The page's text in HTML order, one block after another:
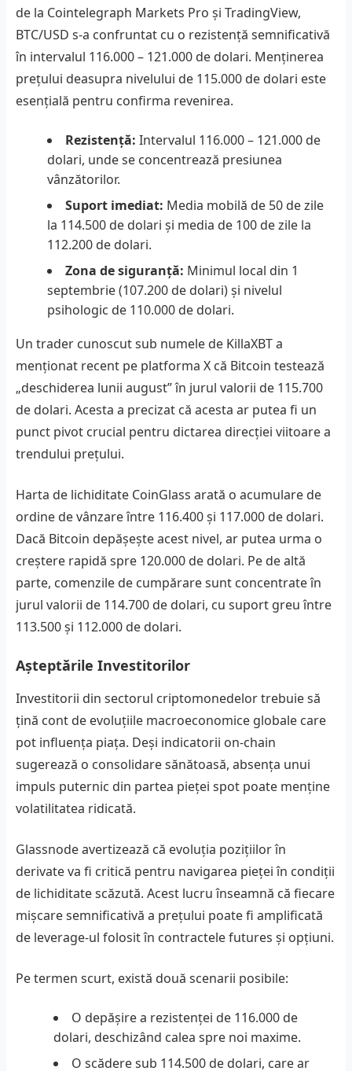
de la Cointelegraph Markets Pro și TradingView,
BTC/USD s-a confruntat cu o rezistență semnificativă
în intervalul 116.000 – 121.000 de dolari. Menținerea
prețului deasupra nivelului de 115.000 de dolari este
esențială pentru confirma revenirea.
Rezistență: Intervalul 116.000 – 121.000 de
dolari, unde se concentrează presiunea
vânzătorilor.
Suport imediat: Media mobilă de 50 de zile
la 114.500 de dolari și media de 100 de zile la
112.200 de dolari.
Zona de siguranță: Minimul local din 1
septembrie (107.200 de dolari) și nivelul
psihologic de 110.000 de dolari.
Un trader cunoscut sub numele de KillaXBT a
menționat recent pe platforma X că Bitcoin testează
„deschiderea lunii august” în jurul valorii de 115.700
de dolari. Acesta a precizat că acesta ar putea fi un
punct pivot crucial pentru dictarea direcției viitoare a
trendului prețului.
Harta de lichiditate CoinGlass arată o acumulare de
ordine de vânzare între 116.400 și 117.000 de dolari.
Dacă Bitcoin depășește acest nivel, ar putea urma o
creștere rapidă spre 120.000 de dolari. Pe de altă
parte, comenzile de cumpărare sunt concentrate în
jurul valorii de 114.700 de dolari, cu suport greu între
113.500 și 112.000 de dolari.
Așteptările Investitorilor
Investitorii din sectorul criptomonedelor trebuie să
țină cont de evoluțiile macroeconomice globale care
pot influența piața. Deși indicatorii on-chain
sugerează o consolidare sănătoasă, absența unui
impuls puternic din partea pieței spot poate menține
volatilitatea ridicată.
Glassnode avertizează că evoluția pozițiilor în
derivate va fi critică pentru navigarea pieței în condiții
de lichiditate scăzută. Acest lucru înseamnă că fiecare
mișcare semnificativă a prețului poate fi amplificată
de leverage-ul folosit în contractele futures și opțiuni.
Pe termen scurt, există două scenarii posibile:
O depășire a rezistenței de 116.000 de
dolari, deschizând calea spre noi maxime.
O scădere sub 114.500 de dolari, care ar